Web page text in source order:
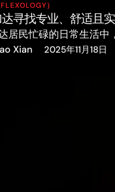
）
寻找专业、舒适且
居民忙碌的日常生活中
Xian 2025年11月18日